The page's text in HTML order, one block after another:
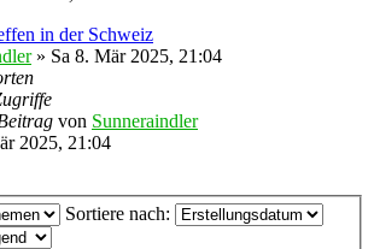
in der Schweiz
» Sa 8. Mär 2025, 21:04
von Sunneraindler
2025, 21:04
Sortiere nach: